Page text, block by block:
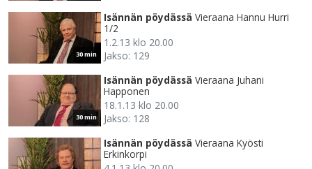
30 min
Isännän pöydässä Vieraana Hannu Hurri
1/2
1.2.13 klo 20.00
Jakso: 129
30 min
Isännän pöydässä Vieraana Juhani
Happonen
18.1.13 klo 20.00
Jakso: 128
Isännän pöydässä Vieraana Kyösti
Erkinkorpi